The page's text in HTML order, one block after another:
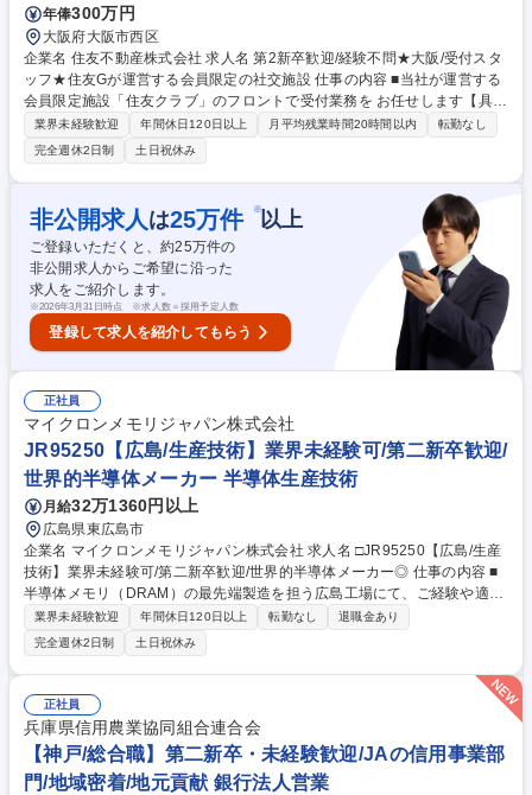
年俸300万円
大阪府大阪市西区
企業名 住友不動産株式会社 求人名 第2新卒歓迎/経験不問★大阪/受付スタ
ッフ★住友Gが運営する会員限定の社交施設 仕事の内容 ■当社が運営する
会員限定施設「住友クラブ」のフロントで受付業務を お任せします【具体
的な業務】・受付(来客対応・電話対応)・会議室の などの予約管理・会議
室、ホール等にてのレセプション業務・一般事務 業務等お任せします。
※住友グループ企業の役員及び従業員を対象にした社交施設なので役員ク
ラスが取引先の幹部の方を連れて来場されます。そんな方々に気持ちのい
い時間を過ごしていただけるよう、受付やご案内対応などをご担当頂きま
す。またイベントの企画・進行などもお任せします。 【契約社員】基本的
には5年で満期になります。 募集職種 第2新卒歓迎/経験不問★大阪/受付ス
タッフ★住友Gが運営する会員限定の社交施設
業界未経験歓迎 年間休日120日以上 月平均残業時間20時間以内
転勤なし
完全週休2日制
土日祝休み
非公開求人 は25万件 ※以上
ご登録いただくと、約25万件の
非公開求人からご希望に沿った
求人をご紹介します。
※2026年3月31日時点 ※求人数＝採用予定人数
登録して求人を紹介してもらう
正社員
マイクロンメモリジャパン株式会社
JR95250【広島/生産技術】業界未経験可/第二新卒歓迎/
世界的半導体メーカー 半導体生産技術
月給32万1360円以上
広島県東広島市
企業名 マイクロンメモリジャパン株式会社 求人名 □JR95250【広島/生産
技術】業界未経験可/第二新卒歓迎/世界的半導体メーカー◎ 仕事の内容 ■
半導体メモリ（DRAM）の最先端製造を担う広島工場にて、ご経験や適性
に応じて「装置エンジニア」または「製品技術エンジニア」のいずれかの
業務をお任せします。半導体の専門知識は入社後習得可能です。 (1) 装置
エンジニア：製造装置の構造を理解し、改良やメンテナンス、トラブル対
応を通じて稼働率向上や生産性最大化を推進。 (2) 製品技術エンジニア：
製造工程のデータをもとにスペック外や不良発生の原因を分析、良品率
（歩留まり）向上のためのプロセス改善を実施。 ※入社後は丁寧なトレー
ニングがあり、異業界の先輩も多数活躍中です。社内公募制度で海外挑戦
やキャリアチェンジも可能です。 募集職種 □JR95250【広島/生産技術】
業界未経験可/第二新卒歓迎/世界的半導体メーカー◎
業界未経験歓迎 年間休日120日以上 転勤なし
退職金あり
完全週休2日制
土日祝休み
正社員
兵庫県信用農業協同組合連合会
【神戸/総合職】第二新卒・未経験歓迎/JAの信用事業部
門/地域密着/地元貢献 銀行法人営業